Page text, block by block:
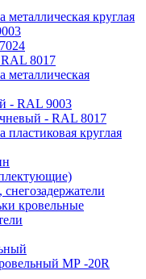
металлическая круглая
8017
металлическая
- RAL 9003
- RAL 8017
пластиковая круглая
кровельные
МР -20R